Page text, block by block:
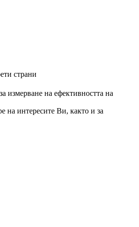
страни
измерване на ефективността на
на интересите Ви, както и за